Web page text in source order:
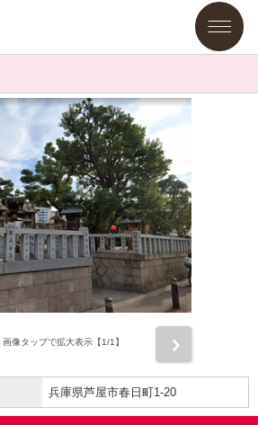
画像タップで拡大表示【1/1】
兵庫県芦屋市春日町1-20